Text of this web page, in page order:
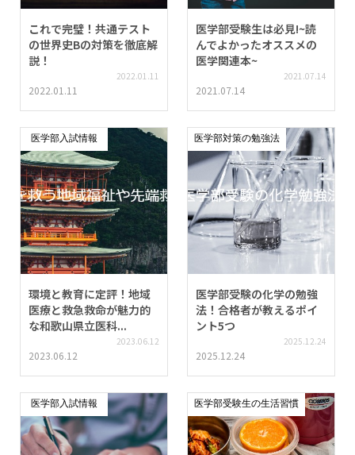
これで完璧！共通テスト
の世界史Bの対策を徹底解
説！
2022.01.11
2022.01.11
医学部受験生は必見!~読
んでよかったオススメの
医学関連本~
2021.07.14
2021.07.14
医学部入試情報
環境と教育に定評！地域
医療と救急救命が魅力的
な和歌山県立医科...
2023.06.12
2023.06.12
医学部対策の勉強法
医学部受験の化学の勉強
法！合格者が教えるポイ
ント5つ
2025.12.24
2025.12.24
医学部入試情報 医学部受験生の生活習慣